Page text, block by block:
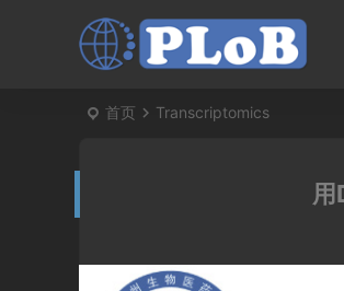
首页 Transcriptomics